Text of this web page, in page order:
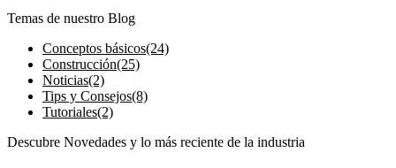
Temas de nuestro Blog
Conceptos básicos(24)
Construcción(25)
Noticias(2)
Tips y Consejos(8)
Tutoriales(2)
Descubre Novedades y lo más reciente de la industria